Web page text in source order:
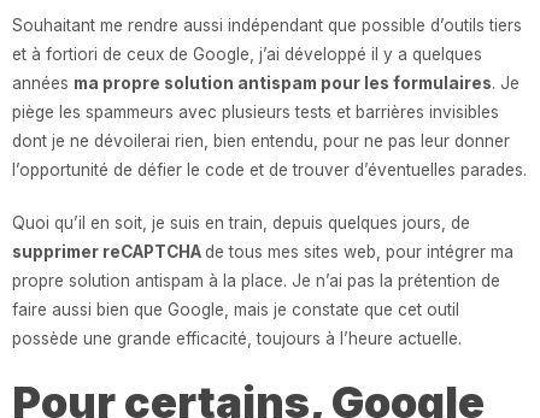
Souhaitant me rendre aussi indépendant que possible d’outils tiers
et à fortiori de ceux de Google, j’ai développé il y a quelques
années ma propre solution antispam pour les formulaires. Je
piège les spammeurs avec plusieurs tests et barrières invisibles
dont je ne dévoilerai rien, bien entendu, pour ne pas leur donner
l’opportunité de défier le code et de trouver d’éventuelles parades.
Quoi qu’il en soit, je suis en train, depuis quelques jours, de
supprimer reCAPTCHAde tous mes sites web, pour intégrer ma
propre solution antispam à la place. Je n’ai pas la prétention de
faire aussi bien que Google, mais je constate que cet outil
possède une grande efficacité, toujours à l’heure actuelle.
Pour certains, Google